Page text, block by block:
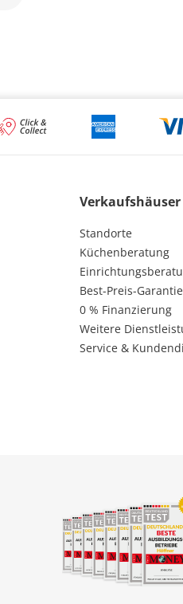
Verkaufshäuser
Standorte
Küchenberatung
Best-Preis-Garantie
0 % Finanzierung
Weitere
Service &